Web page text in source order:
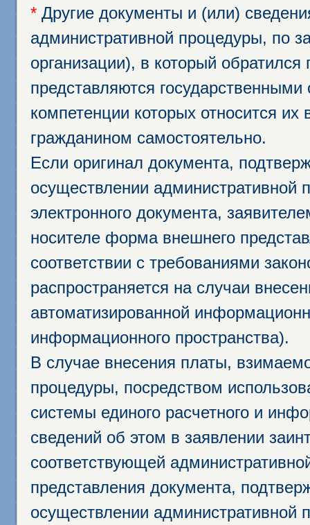
* Другие документы и (или)
административной процедуры, по
организации), в который
представляются
компетенции которых относится
гражданином самостоятельно.
Если оригинал документа,
осуществлении административной
электронного документа,
носителе форма внешнего
соответствии с требованиями
распространяется на случаи
автоматизированной
информационного пространства).
В случае внесения платы,
процедуры, посредством
системы единого расчетного и
сведений об этом в заявлении
соответствующей
представления документа,
осуществлении административной